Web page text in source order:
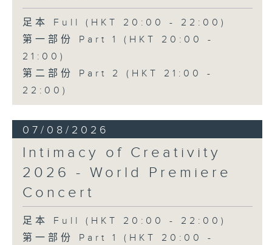
羅西尼《摩西在埃及》主題變奏曲（為四把
大提琴改編） (8’)
香港演藝學院主辦
2026年4月20日香港演藝學院區永熙音樂廳
錄音
錄音由香港演藝學院提供
孟德爾遜
布拉姆斯
A小調小提琴與大提琴雙重協奏曲，作品102
(34’)
白遼士
《幻想交響曲》，作品14 (53’)
2026年2月27日柏林愛樂廳錄音
足本 Full (HKT 20:00 - 22:00)
第一部份 Part 1 (HKT 20:00 -
21:00)
第二部份 Part 2 (HKT 21:00 -
22:00)
07/08/2026
Intimacy of Creativity
2026 - World Premiere
Concert
足本 Full (HKT 20:00 - 22:00)
第一部份 Part 1 (HKT 20:00 -